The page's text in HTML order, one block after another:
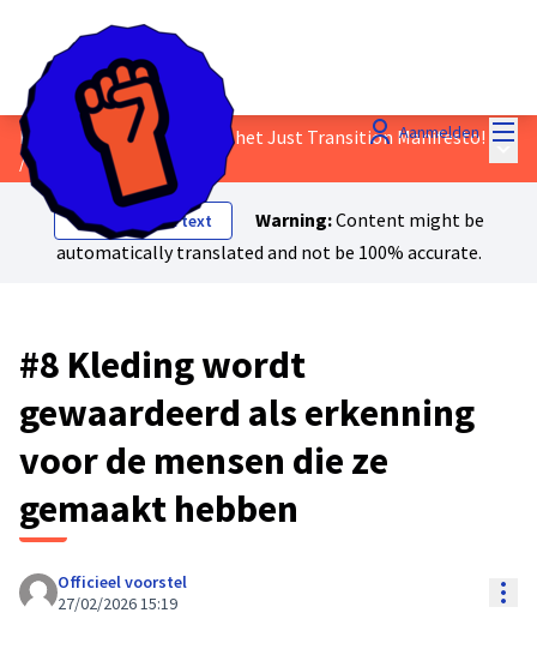
Aanmelden
Bespreek het concept van het Just Transition Manifesto!
/Voorstellen
Show original text Warning:Content might be
automatically translated and not be 100% accurate.
#8 Kleding wordt
gewaardeerd als erkenning
voor de mensen die ze
gemaakt hebben
Officieel voorstel
27/02/2026 15:19